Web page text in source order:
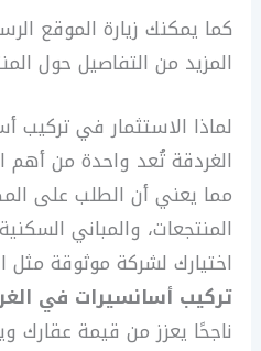
كما يمكنك زيارة الموقع
المزيد من التفاصيل حول
لماذا الاستثمار في تركيب
الغردقة تُعد واحدة من
مما يعني أن الطلب على
المنتجعات، والمباني
اختيارك لشركة موثوقة مثل
تركيب أسانسيرات في
ناجحًا يعزز من قيمة عقارك